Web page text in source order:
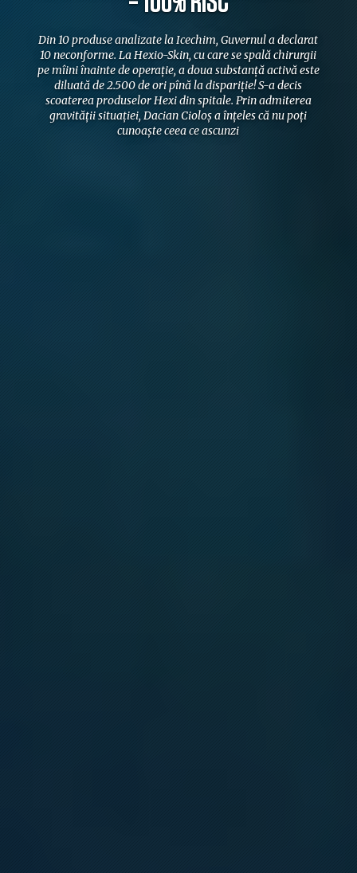
Din 10 produse analizate la Icechim, Guvernul a declarat
10 neconforme. La Hexio-Skin, cu care se spală chirurgii
pe mîini înainte de operație, a doua substanță activă este
diluată de 2.500 de ori pînă la dispariție! S-a decis
scoaterea produselor Hexi din spitale. Prin admiterea
gravității situației, Dacian Cioloș a înțeles că nu poți
cunoaște ceea ce ascunzi